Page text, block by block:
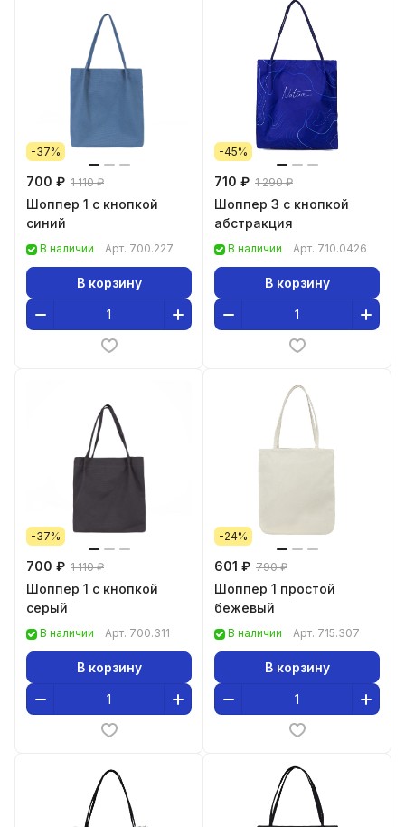
-37%
700 ₽ 1 110 ₽
Шоппер 1 с кнопкой
синий
В наличии Арт. 700.227
В корзину
-45%
710 ₽ 1 290 ₽
Шоппер 3 с кнопкой
абстракция
В наличии Арт. 710.0426
В корзину
-37%
700 ₽ 1 110 ₽
Шоппер 1 с кнопкой
серый
В наличии Арт. 700.311
В корзину
-24%
601 ₽ 790 ₽
Шоппер 1 простой
бежевый
В наличии Арт. 715.307
В корзину